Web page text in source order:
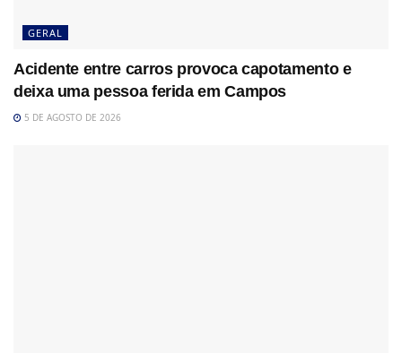
GERAL
Acidente entre carros provoca capotamento e
deixa uma pessoa ferida em Campos
5 DE AGOSTO DE 2026